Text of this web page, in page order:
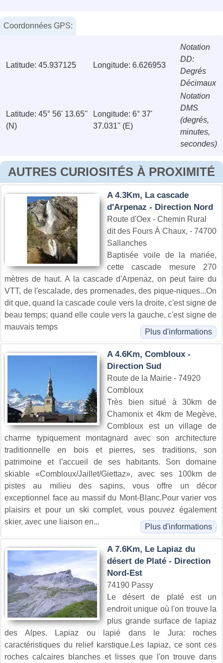
Coordonnées GPS:
Latitude: 45.937125 Longitude: 6.626953
Notation
DD:
Degrés
Décimaux
Latitude: 45° 56' 13.65''
(N)
Longitude: 6° 37'
37.031'' (E)
Notation
DMS
(degrés,
minutes,
secondes)
AUTRES CURIOSITÉS À PROXIMITÉ
A 4.3Km, La cascade
d'Arpenaz - Direction Nord
Route d'Oex - Chemin Rural
dit des Fours À Chaux, - 74700
Sallanches
Baptisée voile de la mariée,
cette cascade mesure 270
mètres de haut. A la cascade d'Arpenaz, on peut faire du
VTT, de l'escalade, des promenades, des pique-niques...On
dit que, quand la cascade coule vers la droite, c'est signe de
beau temps; quand elle coule vers la gauche, c'est signe de
mauvais temps
Plus d'informations
A 4.6Km, Combloux -
Direction Sud
Route de la Mairie - 74920
Combloux
Très bien situé à 30km de
Chamonix et 4km de Megève,
Combloux est un village de
charme typiquement montagnard avec son architecture
traditionnelle en bois et pierres, ses traditions, son
patrimoine et l'accueil de ses habitants. Son domaine
skiable «Combloux/Jaillet/Giettaz», avec ses 100km de
pistes au milieu des sapins, vous offre un décor
exceptionnel face au massif du Mont-Blanc.Pour varier vos
plaisirs et pour un ski complet, vous pouvez également
skier, avec une liaison en...
Plus d'informations
A 7.6Km, Le Lapiaz du
désert de Platé - Direction
Nord-Est
74190 Passy
Le désert de platé est un
endroit unique où l'on trouve la
plus grande surface de lapiaz
des Alpes. Lapiaz ou lapié dans le Jura: roches
caractéristiques du relief karstique.Les lapiaz, ce sont ces
roches calcaires blanches et lisses que l'on trouve dans